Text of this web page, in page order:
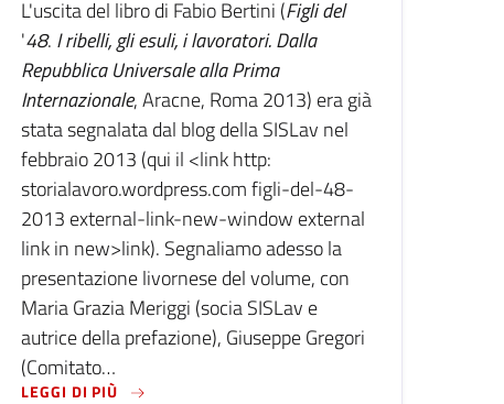
WAR
L'uscita del libro di Fabio Bertini (Figli del
'48. I ribelli, gli esuli, i lavoratori. Dalla
Repubblica Universale alla Prima
Internazionale, Aracne, Roma 2013) era già
stata segnalata dal blog della SISLav nel
febbraio 2013 (qui il <link http:
storialavoro.wordpress.com figli-del-48-
2013 external-link-new-window external
link in new>link). Segnaliamo adesso la
presentazione livornese del volume, con
Maria Grazia Meriggi (socia SISLav e
autrice della prefazione), Giuseppe Gregori
(Comitato…
LEGGI DI PIÙ LEGGI DI PIÙ SU FIGLI DEL '48 A LIVORNO, 19